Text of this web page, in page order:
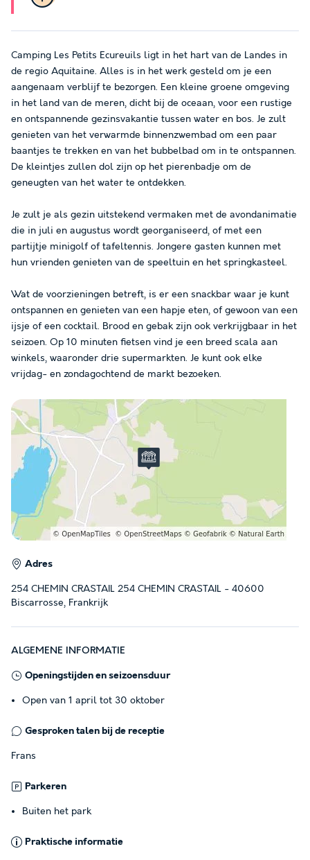
Camping Les Petits Ecureuils ligt in het hart van de Landes in
de regio Aquitaine. Alles is in het werk gesteld om je een
aangenaam verblijf te bezorgen. Een kleine groene omgeving
in het land van de meren, dicht bij de oceaan, voor een rustige
en ontspannende gezinsvakantie tussen water en bos. Je zult
genieten van het verwarmde binnenzwembad om een paar
baantjes te trekken en van het bubbelbad om in te ontspannen.
De kleintjes zullen dol zijn op het pierenbadje om de
geneugten van het water te ontdekken.
Je zult je als gezin uitstekend vermaken met de avondanimatie
die in juli en augustus wordt georganiseerd, of met een
partijtje minigolf of tafeltennis. Jongere gasten kunnen met
hun vrienden genieten van de speeltuin en het springkasteel.
Wat de voorzieningen betreft, is er een snackbar waar je kunt
ontspannen en genieten van een hapje eten, of gewoon van een
ijsje of een cocktail. Brood en gebak zijn ook verkrijgbaar in het
seizoen. Op 10 minuten fietsen vind je een breed scala aan
winkels, waaronder drie supermarkten. Je kunt ook elke
vrijdag- en zondagochtend de markt bezoeken.
Adres
254 CHEMIN CRASTAIL 254 CHEMIN CRASTAIL - 40600
Biscarrosse, Frankrijk
ALGEMENE INFORMATIE
Openingstijden en seizoensduur
Open van 1 april tot 30 oktober
Gesproken talen bij de receptie
Frans
Parkeren
Buiten het park
Praktische informatie